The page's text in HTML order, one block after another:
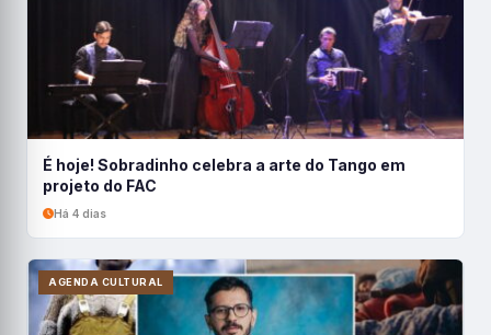
É hoje! Sobradinho celebra a arte do Tango em
projeto do FAC
Há 4 dias
AGENDA CULTURAL